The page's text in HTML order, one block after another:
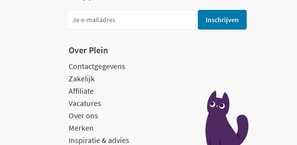
Inschrijven
Over Plein
Contactgegevens
Zakelijk
Affiliate
Vacatures
Over ons
Merken
Inspiratie & advies